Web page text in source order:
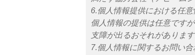
6.個人情報提供における任
個人情報の提供は任意です
支障が出るおそれがあります
7.個人情報に関するお問い